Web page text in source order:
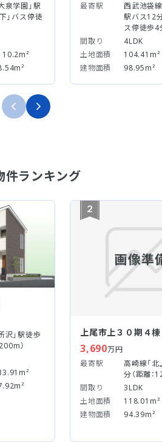
泉学園」駅
」バス停徒
最寄駅
西武池袋
駅バス12
ス停徒歩4
間取り
4LDK
土地面積
104.41m²
建物面積
98.95m²
件ランキング
沢」駅徒歩
）
2
上尾市上３０期４棟
3,690万円
最寄駅
高崎線「
分（距離：
間取り
3LDK
土地面積
118.01m²
建物面積
94.39m²